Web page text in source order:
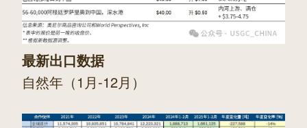
最新出口数据
自然年（1月-12月）